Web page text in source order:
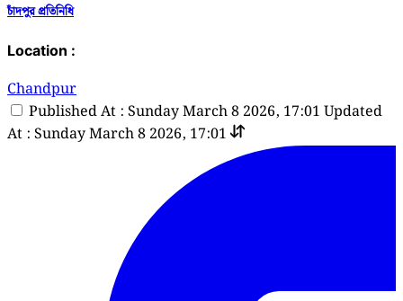
চাঁদপুর প্রতিনিধি
Location :
Chandpur
Published At : Sunday March 8 2026, 17:01 Updated
At : Sunday March 8 2026, 17:01